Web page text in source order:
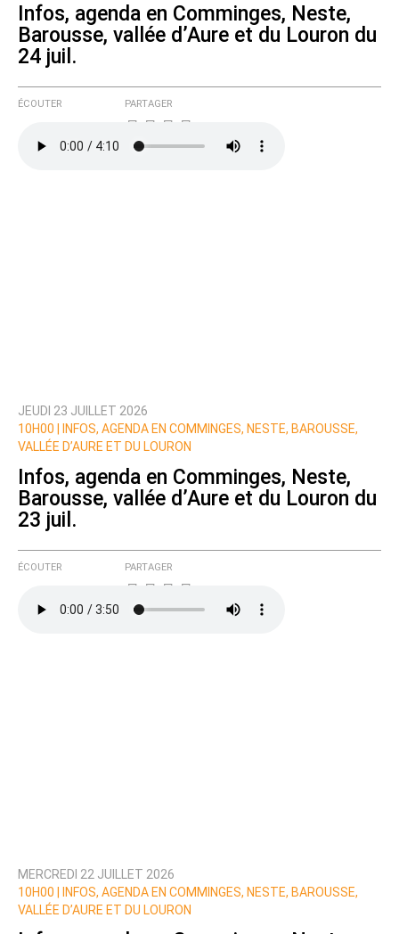
Courriel (non publié)
Ajoutez votre commentaire ici
Prévenez-moi de tous les nouveaux commentaires
de cette discussion par email
Infos, agenda en Comminges, Neste,
Barousse, vallée d’Aure et du Louron du
24 juil.
ÉCOUTER PARTAGER
JEUDI 23 JUILLET 2026
10H00 |
INFOS, AGENDA EN COMMINGES, NESTE, BAROUSSE,
VALLÉE D’AURE ET DU LOURON
Infos, agenda en Comminges, Neste,
Barousse, vallée d’Aure et du Louron du
23 juil.
ÉCOUTER PARTAGER
MERCREDI 22 JUILLET 2026
10H00 |
INFOS, AGENDA EN COMMINGES, NESTE, BAROUSSE,
VALLÉE D’AURE ET DU LOURON